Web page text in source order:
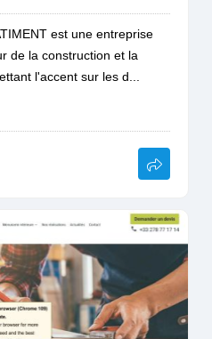
est une entreprise
de la construction et la
l'accent sur les d...